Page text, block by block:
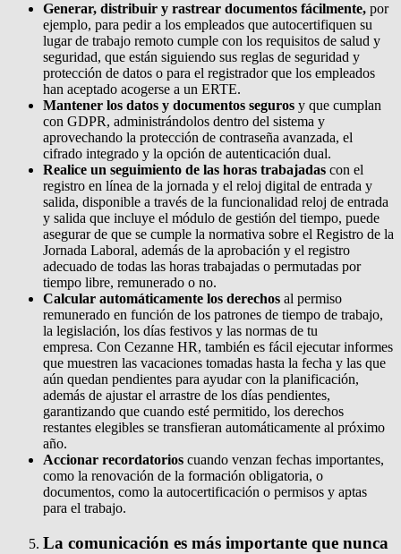
Generar, distribuir y rastrear documentos fácilmente, por
ejemplo, para pedir a los empleados que autocertifiquen su
lugar de trabajo remoto cumple con los requisitos de salud y
seguridad, que están siguiendo sus reglas de seguridad y
protección de datos o para el registrador que los empleados
han aceptado acogerse a un ERTE.
Mantener los datos y documentos seguros y que cumplan
con GDPR, administrándolos dentro del sistema y
aprovechando la protección de contraseña avanzada, el
cifrado integrado y la opción de autenticación dual.
Realice un seguimiento de las horas trabajadas con el
registro en línea de la jornada y el reloj digital de entrada y
salida, disponible a través de la funcionalidad reloj de entrada
y salida que incluye el módulo de gestión del tiempo, puede
asegurar de que se cumple la normativa sobre el Registro de la
Jornada Laboral, además de la aprobación y el registro
adecuado de todas las horas trabajadas o permutadas por
tiempo libre, remunerado o no.
Calcular automáticamente los derechos al permiso
remunerado en función de los patrones de tiempo de trabajo,
la legislación, los días festivos y las normas de tu
empresa. Con Cezanne HR, también es fácil ejecutar informes
que muestren las vacaciones tomadas hasta la fecha y las que
aún quedan pendientes para ayudar con la planificación,
además de ajustar el arrastre de los días pendientes,
garantizando que cuando esté permitido, los derechos
restantes elegibles se transfieran automáticamente al próximo
año.
Accionar recordatorios cuando venzan fechas importantes,
como la renovación de la formación obligatoria, o
documentos, como la autocertificación o permisos y aptas
para el trabajo.
La comunicación es más importante que nunca